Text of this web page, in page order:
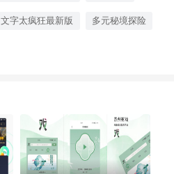
文字太疯狂最新版 多元秘境探险